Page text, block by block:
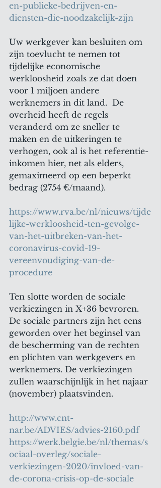
en-publieke-bedrijven-en-
diensten-die-noodzakelijk-zijn
Uw werkgever kan besluiten om
zijn toevlucht te nemen tot
tijdelijke economische
werkloosheid zoals ze dat doen
voor 1 miljoen andere
werknemers in dit land.  De
overheid heeft de regels
veranderd om ze sneller te
maken en de uitkeringen te
verhogen, ook al is het referentie-
inkomen hier, net als elders,
gemaximeerd op een beperkt
bedrag (2754 €/maand).
https://www.rva.be/nl/nieuws/tijde
lijke-werkloosheid-ten-gevolge-
van-het-uitbreken-van-het-
coronavirus-covid-19-
vereenvoudiging-van-de-
procedure
Ten slotte worden de sociale
verkiezingen in X+36 bevroren.
De sociale partners zijn het eens
geworden over het beginsel van
de bescherming van de rechten
en plichten van werkgevers en
werknemers. De verkiezingen
zullen waarschijnlijk in het najaar
(november) plaatsvinden.
http://www.cnt-
nar.be/ADVIES/advies-2160.pdf
https://werk.belgie.be/nl/themas/s
ociaal-overleg/sociale-
verkiezingen-2020/invloed-van-
de-corona-crisis-op-de-sociale